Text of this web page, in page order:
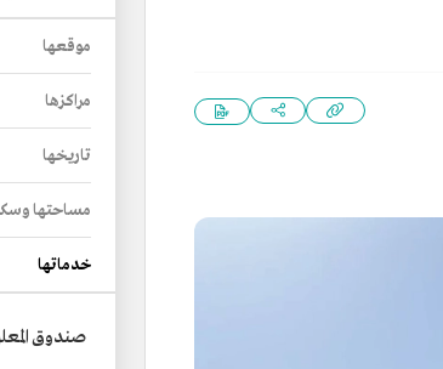
موقعها
مراكزها
تاريخها
مساحتها
خدماتها
صندوق